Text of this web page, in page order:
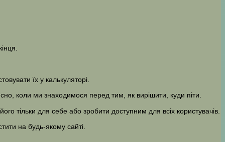
їх у калькуляторі.
коли ми знаходимося перед тим, як вирішити, куди піти.
тільки для себе або зробити доступним для всіх користувачів.
на будь-якому сайті.